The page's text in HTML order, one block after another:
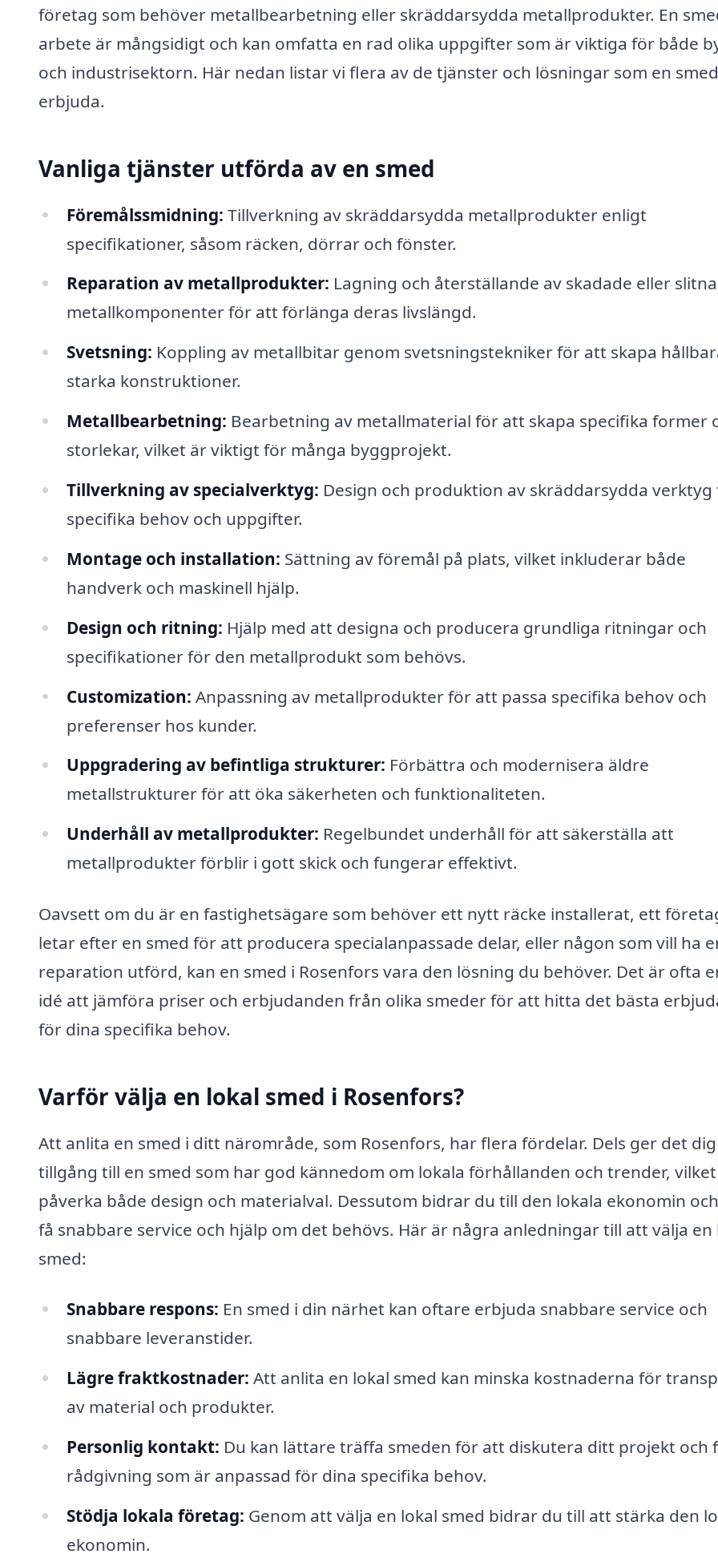
företag som behöver metallbearbetning eller skräddarsydda metallprodukter. En
arbete är mångsidigt och kan omfatta en rad olika uppgifter som är viktiga för både
och industrisektorn. Här nedan listar vi flera av de tjänster och lösningar som en
erbjuda.
Vanliga tjänster utförda av en smed
Föremålssmidning: Tillverkning av skräddarsydda metallprodukter enligt
specifikationer, såsom räcken, dörrar och fönster.
Reparation av metallprodukter: Lagning och återställande av skadade eller slitna
metallkomponenter för att förlänga deras livslängd.
Svetsning: Koppling av metallbitar genom svetsningstekniker för att skapa
starka konstruktioner.
Metallbearbetning: Bearbetning av metallmaterial för att skapa specifika former
storlekar, vilket är viktigt för många byggprojekt.
Tillverkning av specialverktyg: Design och produktion av skräddarsydda verktyg
specifika behov och uppgifter.
Montage och installation: Sättning av föremål på plats, vilket inkluderar både
handverk och maskinell hjälp.
Design och ritning: Hjälp med att designa och producera grundliga ritningar och
specifikationer för den metallprodukt som behövs.
Customization: Anpassning av metallprodukter för att passa specifika behov och
preferenser hos kunder.
Uppgradering av befintliga strukturer: Förbättra och modernisera äldre
metallstrukturer för att öka säkerheten och funktionaliteten.
Underhåll av metallprodukter: Regelbundet underhåll för att säkerställa att
metallprodukter förblir i gott skick och fungerar effektivt.
Oavsett om du är en fastighetsägare som behöver ett nytt räcke installerat, ett
letar efter en smed för att producera specialanpassade delar, eller någon som vill ha
reparation utförd, kan en smed i Rosenfors vara den lösning du behöver. Det är ofta
idé att jämföra priser och erbjudanden från olika smeder för att hitta det bästa
för dina specifika behov.
Varför välja en lokal smed i Rosenfors?
Att anlita en smed i ditt närområde, som Rosenfors, har flera fördelar. Dels ger det dig
tillgång till en smed som har god kännedom om lokala förhållanden och trender,
påverka både design och materialval. Dessutom bidrar du till den lokala ekonomin
få snabbare service och hjälp om det behövs. Här är några anledningar till att välja en
smed:
Snabbare respons: En smed i din närhet kan oftare erbjuda snabbare service och
snabbare leveranstider.
Lägre fraktkostnader: Att anlita en lokal smed kan minska kostnaderna för
av material och produkter.
Personlig kontakt: Du kan lättare träffa smeden för att diskutera ditt projekt och
rådgivning som är anpassad för dina specifika behov.
Stödja lokala företag: Genom att välja en lokal smed bidrar du till att stärka den
ekonomin.